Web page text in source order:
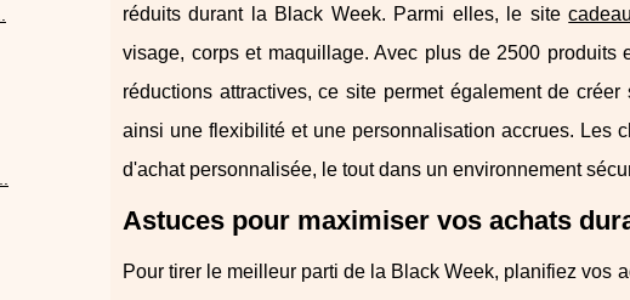
réduits durant la Black Week. Parmi elles, le site
visage, corps et maquillage. Avec plus de 2500
réductions attractives, ce site permet également de
ainsi une flexibilité et une personnalisation accrues. Les
d'achat personnalisée, le tout dans un environnement
Astuces pour maximiser vos achats
Pour tirer le meilleur parti de la Black Week, planifiez vos